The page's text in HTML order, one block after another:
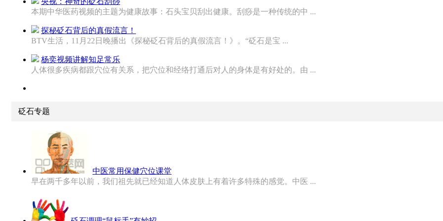
本期中华医药视频的主题为健康故事：石头宝贝刮出健康。刮痧是一种传统的中 ...
探秘砭石背后的真假流言！
BTV生活，11月22日晚播出《探秘砭石背后的真假流言！》。“砭石是宝 ...
杨奕视频讲解知足常乐
人体很多疾病都跟穴位有关系，把穴位和经络打通后对人的身体是有好处的。由 ...
砭石专题
中医常用保健穴位课堂
早在两千多年以前，我们祖先就已经知道人体皮肤上有着许多特殊的感觉。中医 ...